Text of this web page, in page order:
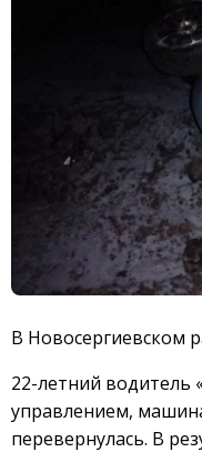
В Новосергиевском
22-летний водитель
управлением,
перевернулась. В